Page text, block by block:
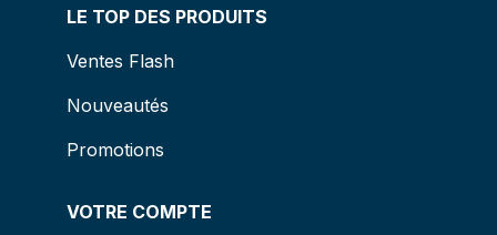
LE TOP DES PRODUITS
Ventes Flash
Nouveautés
Promotions
VOTRE COMPTE